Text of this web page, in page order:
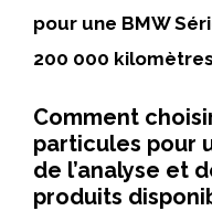
pour une BMW
200 000
Comment
particules pour
de l’analyse et
produits